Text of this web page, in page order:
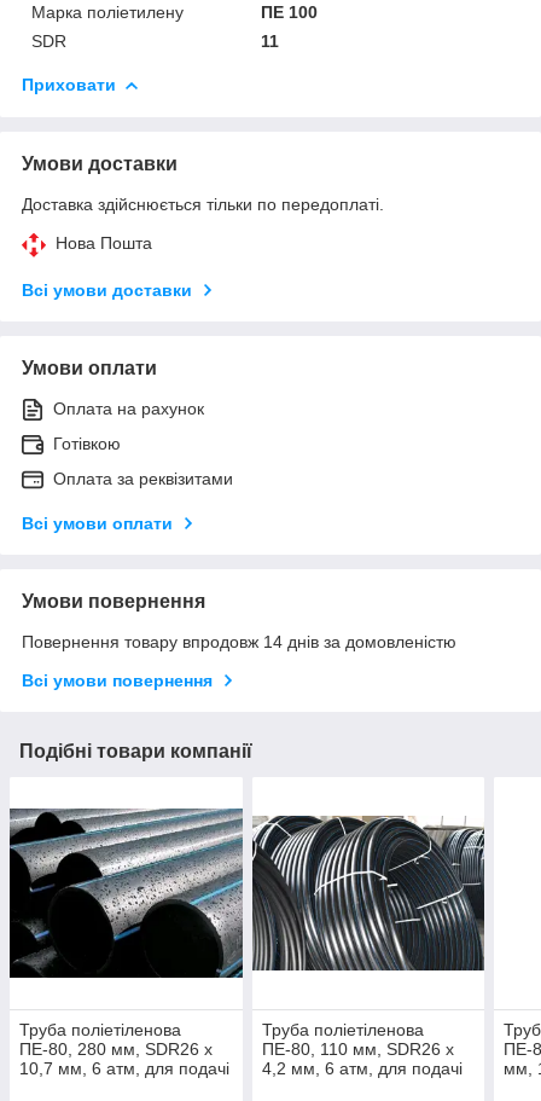
Марка поліетилену
ПЕ 100
SDR
11
Приховати
Умови доставки
Доставка здійснюється тільки по передоплаті.
Нова Пошта
Всі умови доставки
Умови оплати
Оплата на рахунок
Готівкою
Оплата за реквізитами
Всі умови оплати
Умови повернення
Повернення товару впродовж 14 днів за домовленістю
Всі умови повернення
Подібні товари компанії
Труба поліетіленова
ПЕ-80, 280 мм, SDR26 х
10,7 мм, 6 атм, для подачі
Труба поліетіленова
ПЕ-80, 110 мм, SDR26 х
4,2 мм, 6 атм, для подачі
ПЕ-
мм,